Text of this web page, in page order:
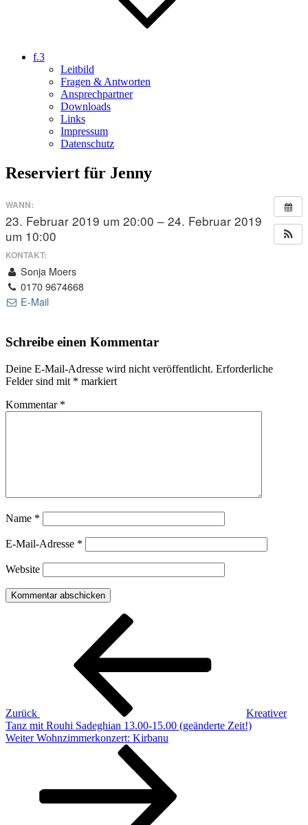
f.3
Leitbild
Fragen & Antworten
Ansprechpartner
Downloads
Links
Impressum
Datenschutz
Reserviert für Jenny
WANN:
23. Februar 2019 um 20:00 – 24. Februar 2019
um 10:00
KONTAKT:
Sonja Moers
0170 9674668
E-Mail
Schreibe einen Kommentar
Deine E-Mail-Adresse wird nicht veröffentlicht. Erforderliche
Felder sind mit * markiert
Kommentar *
Name *
E-Mail-Adresse *
Website
Beitragsnavigation
Zurück
Kreativer
Tanz mit Rouhi Sadeghian 13.00-15.00 (geänderte Zeit!)
Nächster
Weiter Wohnzimmerkonzert: Kirbanu